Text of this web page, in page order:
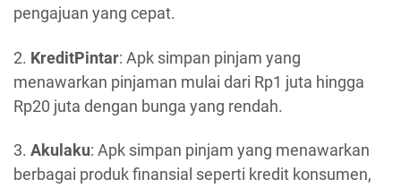
pengajuan yang cepat.
2. KreditPintar: Apk simpan pinjam yang
menawarkan pinjaman mulai dari Rp1 juta hingga
Rp20 juta dengan bunga yang rendah.
3. Akulaku: Apk simpan pinjam yang menawarkan
berbagai produk finansial seperti kredit konsumen,